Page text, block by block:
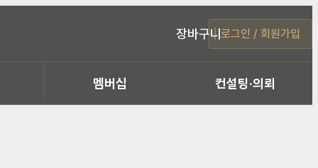
장바구니로그인 / 회원가입
멤버십 컨설팅·의뢰